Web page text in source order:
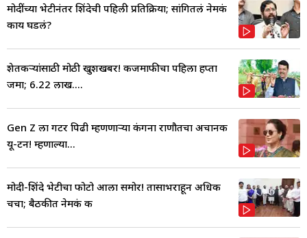
मोदींच्या भेटीनंतर शिंदेची पहिली प्रतिक्रिया; सांगितलं नेमकं
काय घडलं?
शेतकऱ्यांसाठी मोठी खुशखबर! कर्जमाफीचा पहिला हप्ता
जमा; 6.22 लाख....
Gen Z ला गटर पिढी म्हणणाऱ्या कंगना राणौतचा अचानक
यू-टर्न! म्हणाल्या...
मोदी-शिंदे भेटीचा फोटो आला समोर! तासाभराहून अधिक
चर्चा; बैठकीत नेमकं क